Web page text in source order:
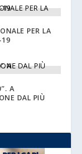
PER LA
19
A
DAL PIÙ